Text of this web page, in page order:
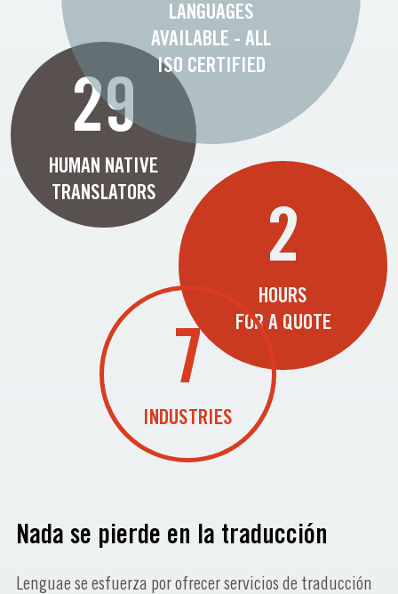
29
HUMAN NATIVE
TRANSLATORS
2
HOURS
FOR A QUOTE
LANGUAGES
AVAILABLE - ALL
ISO CERTIFIED
7
INDUSTRIES
Nada se pierde en la traducción
Lenguae se esfuerza por ofrecer servicios de traducción